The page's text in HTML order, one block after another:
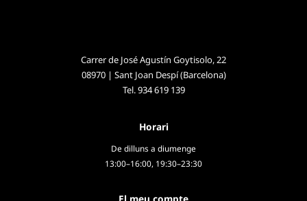
Carrer de José Agustín Goytisolo, 22
08970 | Sant Joan Despí (Barcelona)
Tel.934 619 139
Horari
De dilluns a diumenge
13:00–16:00, 19:30–23:30
El meu compte